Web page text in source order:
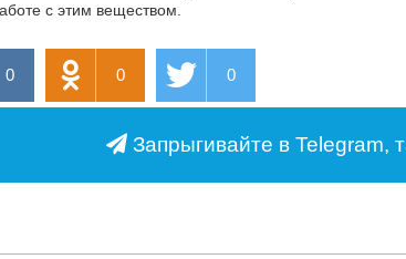
с этим веществом.
0 0 0
Запрыгивайте в Telegram,